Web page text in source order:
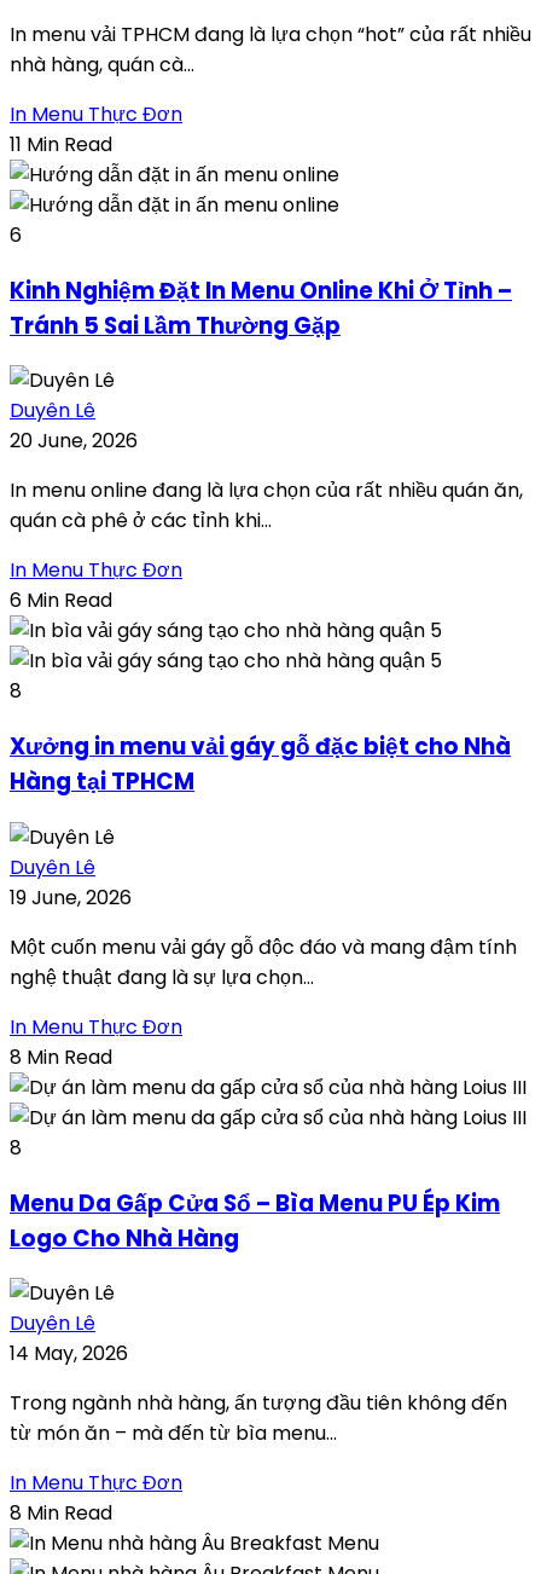
In menu vải TPHCM đang là lựa chọn “hot” của rất nhiều
nhà hàng, quán cà...
In Menu Thực Đơn
11 Min Read
6
Kinh Nghiệm Đặt In Menu Online Khi Ở Tỉnh –
Tránh 5 Sai Lầm Thường Gặp
Duyên Lê
20 June, 2026
In menu online đang là lựa chọn của rất nhiều quán ăn,
quán cà phê ở các tỉnh khi...
In Menu Thực Đơn
6 Min Read
8
Xưởng in menu vải gáy gỗ đặc biệt cho Nhà
Hàng tại TPHCM
Duyên Lê
19 June, 2026
Một cuốn menu vải gáy gỗ độc đáo và mang đậm tính
nghệ thuật đang là sự lựa chọn...
In Menu Thực Đơn
8 Min Read
8
Menu Da Gấp Cửa Sổ – Bìa Menu PU Ép Kim
Logo Cho Nhà Hàng
Duyên Lê
14 May, 2026
Trong ngành nhà hàng, ấn tượng đầu tiên không đến
từ món ăn – mà đến từ bìa menu...
In Menu Thực Đơn
8 Min Read